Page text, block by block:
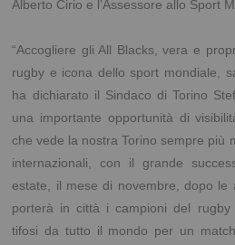
Alberto Cirio e l’Assessore allo Sport
“Accogliere gli All Blacks, vera e
rugby e icona dello sport mondiale,
ha dichiarato il Sindaco di Torino
una importante opportunità di
che vede la nostra Torino sempre più
internazionali, con il grande
estate, il mese di novembre, dopo le
porterà in città i campioni del rugby
tifosi da tutto il mondo per un